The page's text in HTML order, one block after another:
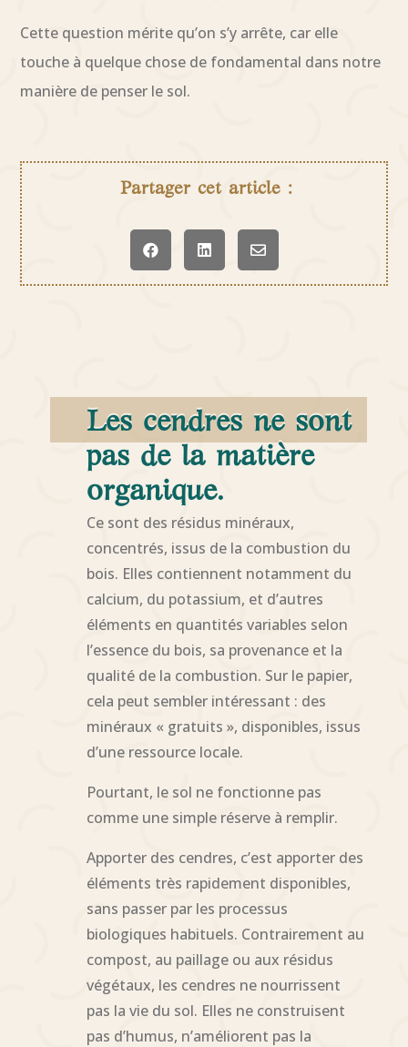
Cette question mérite qu’on s’y arrête, car elle
touche à quelque chose de fondamental dans notre
manière de penser le sol.
Partager cet article :
  
Les cendres ne sont
pas de la matière
organique.
Ce sont des résidus minéraux,
concentrés, issus de la combustion du
bois. Elles contiennent notamment du
calcium, du potassium, et d’autres
éléments en quantités variables selon
l’essence du bois, sa provenance et la
qualité de la combustion. Sur le papier,
cela peut sembler intéressant : des
minéraux « gratuits », disponibles, issus
d’une ressource locale.
Pourtant, le sol ne fonctionne pas
comme une simple réserve à remplir.
Apporter des cendres, c’est apporter des
éléments très rapidement disponibles,
sans passer par les processus
biologiques habituels. Contrairement au
compost, au paillage ou aux résidus
végétaux, les cendres ne nourrissent
pas la vie du sol. Elles ne construisent
pas d’humus, n’améliorent pas la